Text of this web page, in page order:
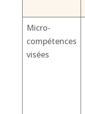
Micro-
compétences
visées